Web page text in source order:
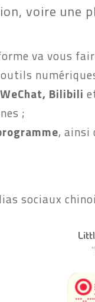
voire une
va vous
WeChat, Bilibili
;
, ainsi
sociaux